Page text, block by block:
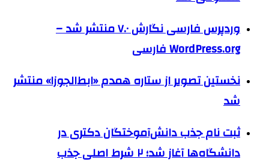
وردپرس فارسی نگارش ۷.۰ منتشر شد –
WordPress.org فارسی
نخستین تصویر از ستاره همدم «ابط‌الجوزا» منتشر
شد
ثبت نام جذب دانش‌آموختگان دکتری در
دانشگاه‌ها آغاز شد؛ ۲ شرط اصلی جذب